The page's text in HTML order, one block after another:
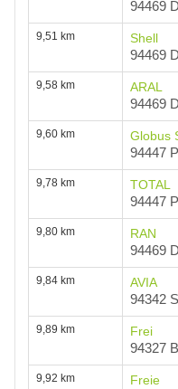
94469
9,51 km
Shell
94469
9,58 km
ARAL
94469
9,60 km
Globus
94447
9,78 km
TOTAL
94447
9,80 km
RAN
94469
9,84 km
AVIA
94342
9,89 km
Frei
94327
9,92 km
Freie